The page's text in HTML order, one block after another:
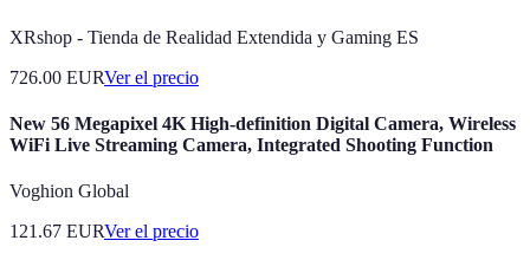
XRshop - Tienda de Realidad Extendida y Gaming ES
726.00 EURVer el precio
New 56 Megapixel 4K High-definition Digital Camera, Wireless
WiFi Live Streaming Camera, Integrated Shooting Function
Voghion Global
121.67 EURVer el precio